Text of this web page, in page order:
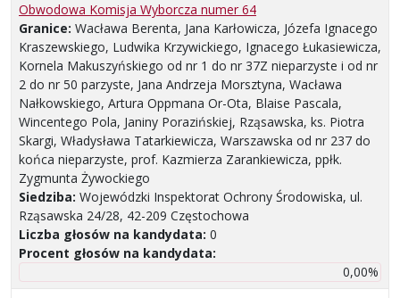
Obwodowa Komisja Wyborcza numer 64
Granice: Wacława Berenta, Jana Karłowicza, Józefa Ignacego
Kraszewskiego, Ludwika Krzywickiego, Ignacego Łukasiewicza,
Kornela Makuszyńskiego od nr 1 do nr 37Z nieparzyste i od nr
2 do nr 50 parzyste, Jana Andrzeja Morsztyna, Wacława
Nałkowskiego, Artura Oppmana Or-Ota, Blaise Pascala,
Wincentego Pola, Janiny Porazińskiej, Rząsawska, ks. Piotra
Skargi, Władysława Tatarkiewicza, Warszawska od nr 237 do
końca nieparzyste, prof. Kazmierza Zarankiewicza, ppłk.
Zygmunta Żywockiego
Siedziba: Wojewódzki Inspektorat Ochrony Środowiska, ul.
Rząsawska 24/28, 42-209 Częstochowa
Liczba głosów na kandydata: 0
Procent głosów na kandydata:
0,00%